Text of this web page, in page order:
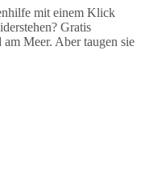
mit einem Klick
Gratis
Meer. Aber taugen sie